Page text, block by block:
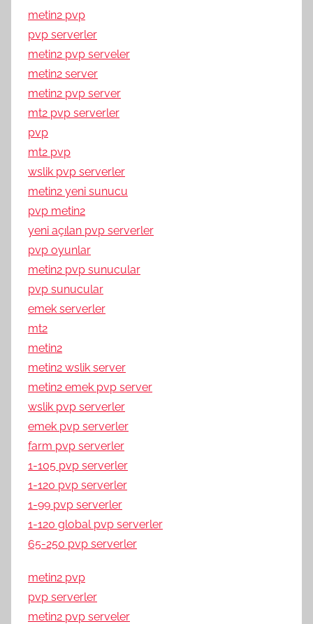
metin2 pvp
pvp serverler
metin2 pvp serveler
metin2 server
metin2 pvp server
mt2 pvp serverler
pvp
mt2 pvp
wslik pvp serverler
metin2 yeni sunucu
pvp metin2
yeni açılan pvp serverler
pvp oyunlar
metin2 pvp sunucular
pvp sunucular
emek serverler
mt2
metin2
metin2 wslik server
metin2 emek pvp server
wslik pvp serverler
emek pvp serverler
farm pvp serverler
1-105 pvp serverler
1-120 pvp serverler
1-99 pvp serverler
1-120 global pvp serverler
65-250 pvp serverler
metin2 pvp
pvp serverler
metin2 pvp serveler